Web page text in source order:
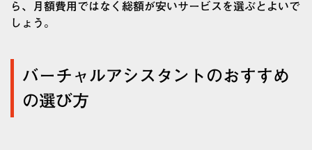
ら、月額費用ではなく総額が安いサービスを選ぶとよいで
しょう。
バーチャルアシスタントのおすすめ
の選び方